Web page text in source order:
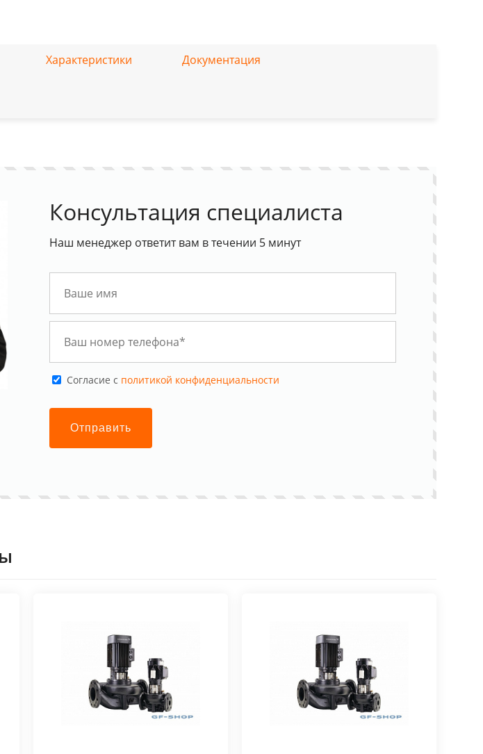
Характеристики Документация
Консультация специалиста
Наш менеджер ответит вам в течении 5 минут
Cогласие с политикой конфиденциальности
Отправить